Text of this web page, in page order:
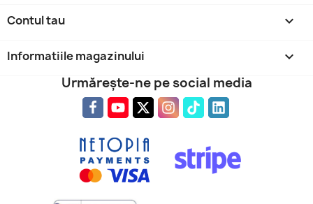
Contul tau 
Informatiile magazinului keyboard_arrow_down
Urmărește-ne pe social media